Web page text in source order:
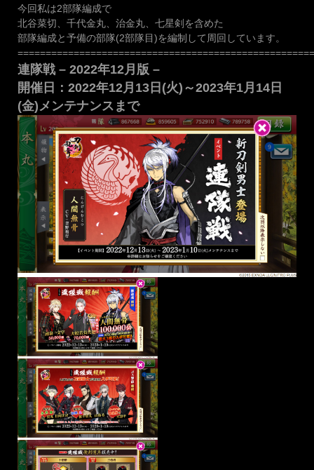
今回私は2部隊編成で
北谷菜切、千代金丸、治金丸、七星剣を含めた
部隊編成と予備の部隊(2部隊目)を編制して周回しています。
連隊戦 – 2022年12月版 –
開催日：2022年12月13日(火)～2023年1月14日
(金)メンテナンスまで